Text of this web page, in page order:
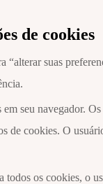
de cookies
suas
seu navegador.
de cookies. O
os cookies, o